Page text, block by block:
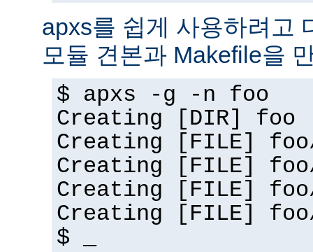
apxs를 쉽게 사용하려고
모듈 견본과 Makefile을
$ apxs -g -n foo
Creating [DIR] foo
Creating [FILE]
Creating [FILE] foo/
Creating [FILE]
Creating [FILE]
$ _